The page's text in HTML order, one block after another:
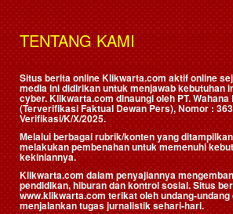
TENTANG KAMI
Situs berita online Klikwarta.com aktif online
media ini didirikan untuk menjawab kebutuhan
cyber. Klikwarta.com dinaungi oleh PT.
(Terverifikasi Faktual Dewan Pers), Nomor :
Verifikasi/K/X/2025.
Melalui berbagai rubrik/konten yang
melakukan pembenahan untuk memenuhi
kekiniannya.
Klikwarta.com dalam penyajiannya
pendidikan, hiburan dan kontrol sosial. Situs
www.klikwarta.com terikat oleh undang-
menjalankan tugas jurnalistik sehari-hari.